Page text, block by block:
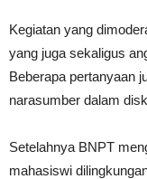
Kegiatan yang
yang juga sekaligus
Beberapa pertanyaan
narasumber dalam
Setelahnya BNPT
mahasiswi